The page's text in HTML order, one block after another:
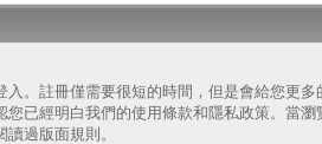
入。註冊僅需要很短的時間，但是會給您更多
您已經明白我們的使用條款和隱私政策。當瀏
過版面規則。